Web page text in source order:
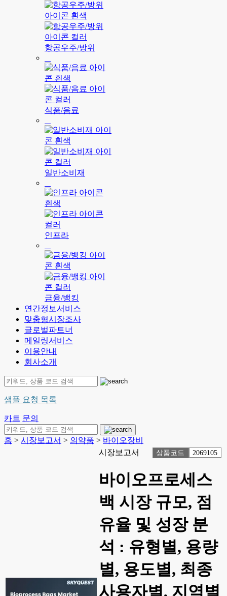
항공우주/방위
식품/음료
일반소비재
인프라
금융/뱅킹
연간정보서비스
맞춤형시장조사
글로벌파트너
메일링서비스
이용안내
회사소개
샘플 요청 목록
카트 문의
홈 > 시장보고서 > 의약품 > 바이오장비
시장보고서
상품코드 2069105
바이오프로세스
백 시장 규모, 점
유율 및 성장 분
석 : 유형별, 용량
별, 용도별, 최종
사용자별, 지역별